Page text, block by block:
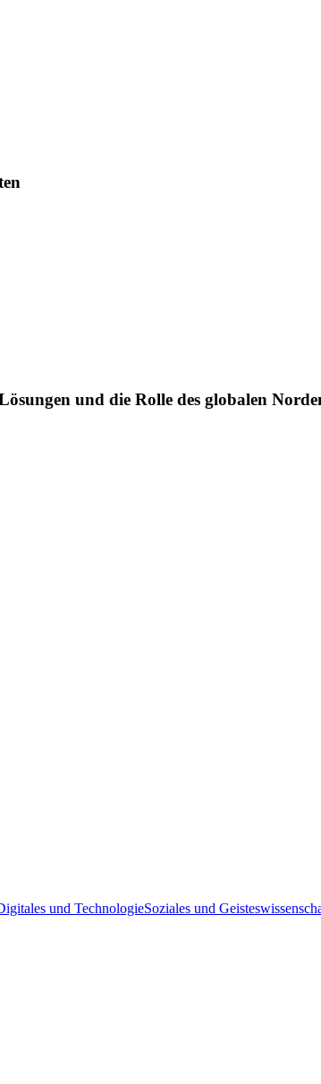
und die Rolle des globalen
und TechnologieSoziales und